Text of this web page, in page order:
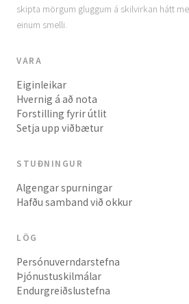
skipta mörgum gluggum á skilvirkan hátt
einum smelli.
VARA
Eiginleikar
Hvernig á að nota
Forstilling fyrir útlit
Setja upp viðbætur
STUÐNINGUR
Algengar spurningar
Hafðu samband við okkur
LÖG
Persónuverndarstefna
Þjónustuskilmálar
Endurgreiðslustefna